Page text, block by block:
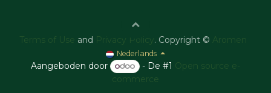
Terms of Use and Privacy Policy . Copyright © Aromen
Nederlands
Aangeboden door - De #1 Open source e-
commerce